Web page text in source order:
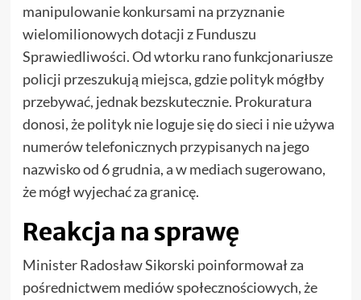
manipulowanie konkursami na przyznanie
wielomilionowych dotacji z Funduszu
Sprawiedliwości. Od wtorku rano funkcjonariusze
policji przeszukują miejsca, gdzie polityk mógłby
przebywać, jednak bezskutecznie. Prokuratura
donosi, że polityk nie loguje się do sieci i nie używa
numerów telefonicznych przypisanych na jego
nazwisko od 6 grudnia, a w mediach sugerowano,
że mógł wyjechać za granicę.
Reakcja na sprawę
Minister Radosław Sikorski poinformował za
pośrednictwem mediów społecznościowych, że